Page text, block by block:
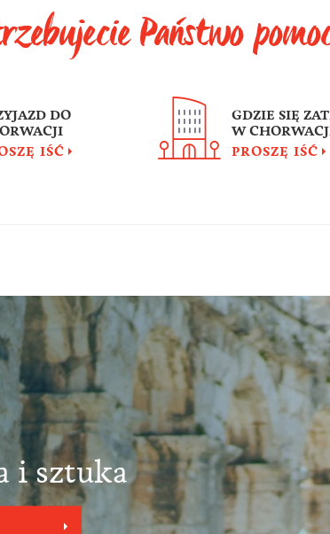
Państwo
DO
IŚĆ
GDZIE SIĘ
W
PROSZĘ IŚĆ
i sztuka